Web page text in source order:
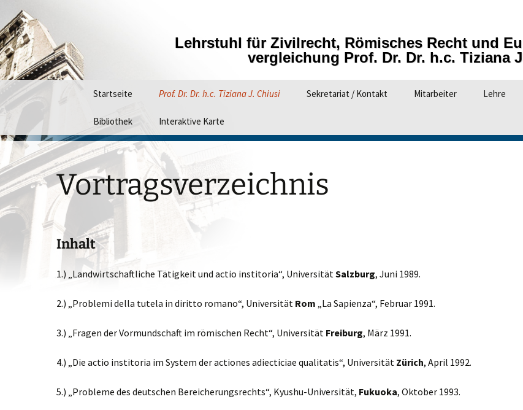
Inhalt
springen
Lehr­­­stuhl für Zivil­recht, Rö­mi­sches Recht und
ver­glei­chung Prof. Dr. Dr. h.c. Ti­zi­a­na
Startseite Prof. Dr. Dr. h.c. Tiziana J. Chiusi
Schriftenverzeichnis
Sekretariat / Kontakt Mitarbeiter Lehre
Bibliothek
Datenbank der Bibliothek
Interaktive Karte
Vortragsverzeichnis
Inhalt
1.) „Landwirtschaftliche Tätigkeit und actio institoria“, UniversitätSalzburg, Juni 1989.
2.) „Problemi della tutela in diritto romano“, Universität Rom „La Sapienza“, Februar 1991.
3.) „Fragen der Vormundschaft im römischen Recht“, Universität Freiburg, März 1991.
4.) „Die actio institoria im System der actiones adiecticiae qualitatis“, Universität Zürich, April 1992.
5.) „Probleme des deutschen Bereicherungsrechts“, Kyushu-Universität, Fukuoka, Oktober 1993.